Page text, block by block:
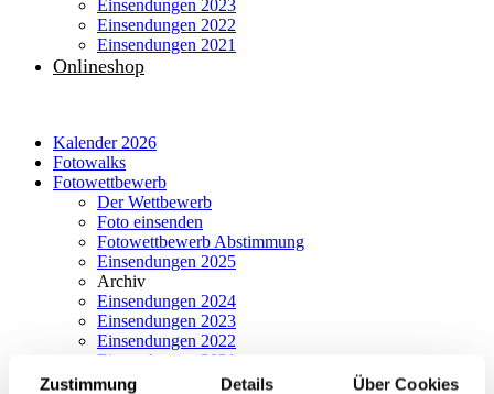
Zustimmung Details Über Cookies
Einsendungen 2023
Einsendungen 2022
Einsendungen 2021
Onlineshop
Kalender 2026
Fotowalks
Fotowettbewerb
Der Wettbewerb
Foto einsenden
Fotowettbewerb Abstimmung
Einsendungen 2025
Archiv
Einsendungen 2024
Einsendungen 2023
Einsendungen 2022
Einsendungen 2021
Onlineshop